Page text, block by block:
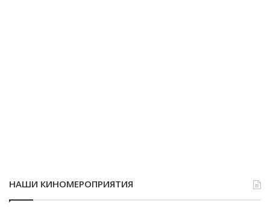
НАШИ КИНОМЕРОПРИЯТИЯ